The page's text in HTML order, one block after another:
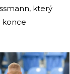
který
konce